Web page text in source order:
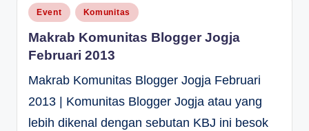
Posted
in
Event Komunitas
Makrab Komunitas Blogger Jogja
Februari 2013
Makrab Komunitas Blogger Jogja Februari
2013 | Komunitas Blogger Jogja atau yang
lebih dikenal dengan sebutan KBJ ini besok